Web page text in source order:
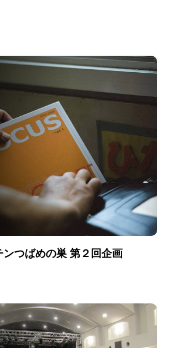
ンつばめの巣 第２回企画